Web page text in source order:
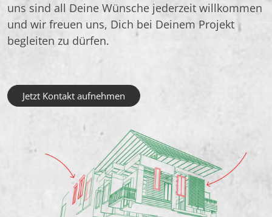
uns sind all Deine Wünsche jederzeit willkommen
und wir freuen uns, Dich bei Deinem Projekt
begleiten zu dürfen.
Jetzt Kontakt aufnehmen